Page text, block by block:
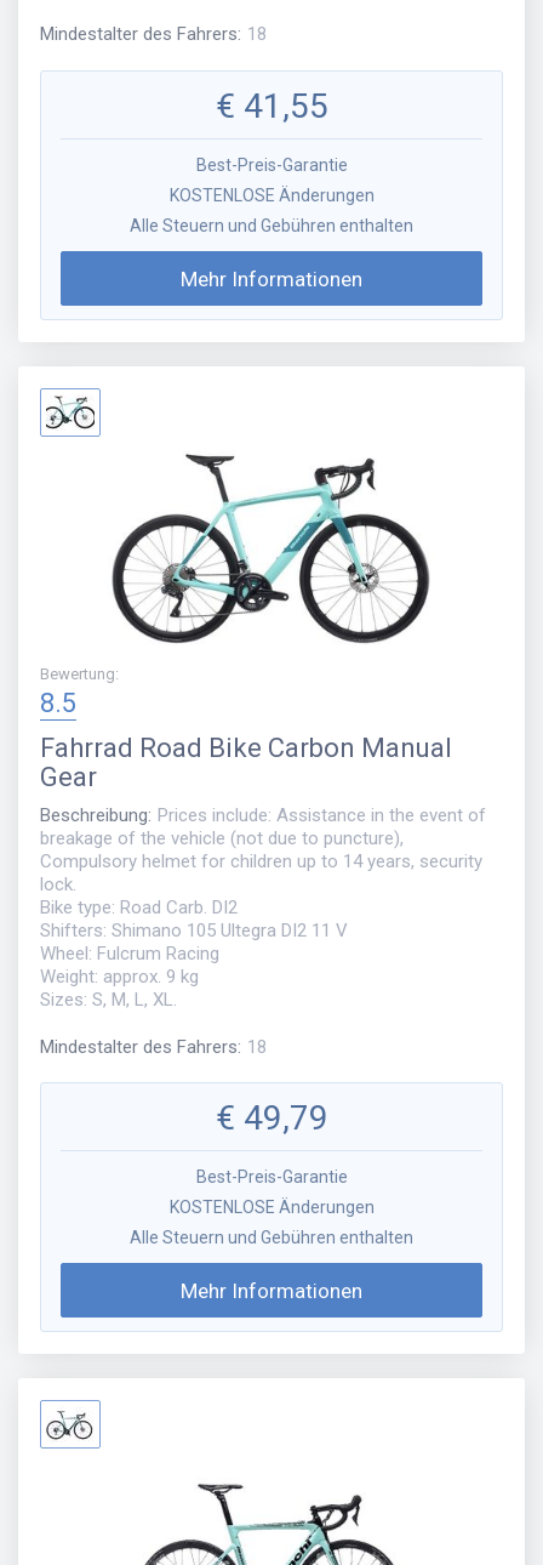
Mindestalter des Fahrers: 18
€ 41,55
Best-Preis-Garantie
KOSTENLOSE Änderungen
Alle Steuern und Gebühren enthalten
Mehr Informationen
Bewertung:
8.5
Fahrrad Road Bike Carbon Manual
Gear
Beschreibung: Prices include: Assistance in the event of
breakage of the vehicle (not due to puncture),
Compulsory helmet for children up to 14 years, security
lock.
Bike type: Road Carb. DI2
Shifters: Shimano 105 Ultegra DI2 11 V
Wheel: Fulcrum Racing
Weight: approx. 9 kg
Sizes: S, M, L, XL.
Mindestalter des Fahrers: 18
€ 49,79
Best-Preis-Garantie
KOSTENLOSE Änderungen
Alle Steuern und Gebühren enthalten
Mehr Informationen